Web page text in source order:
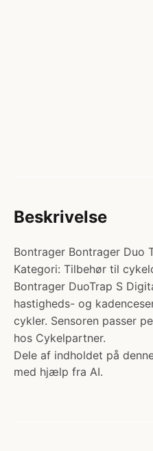
Beskrivelse
Bontrager Bontrager Duo
Kategori: Tilbehør til
Bontrager DuoTrap S
hastigheds- og
cykler. Sensoren passer
hos Cykelpartner.
Dele af indholdet på
med hjælp fra AI.